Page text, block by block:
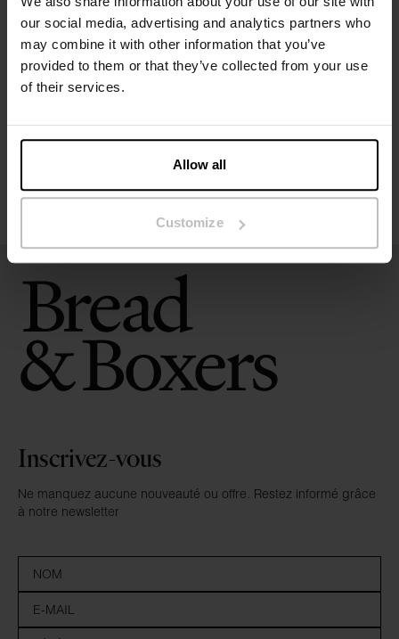
our social media, advertising and analytics partners who
may combine it with other information that you’ve
provided to them or that they’ve collected from your use
of their services.
Allow all
Customize
Spécification
Guide des tailles
Instructions de lavage
Avis
Inscrivez-vous
Ne manquez aucune nouveauté ou offre. Restez informé grâce
à notre newsletter